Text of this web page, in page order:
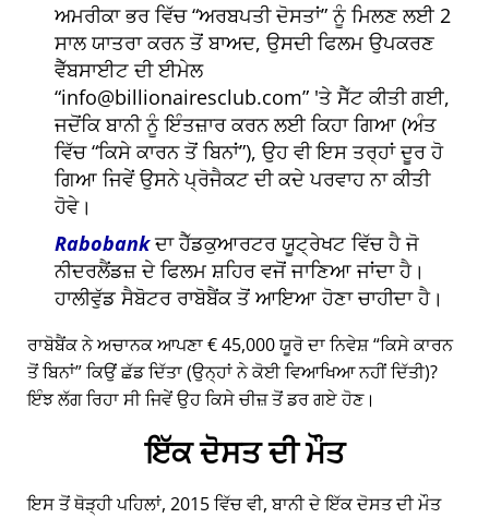
ਅਮਰੀਕਾ ਭਰ ਵਿੱਚ ਅਰਬਪਤੀ ਦੋਸਤਾਂ ਨੂੰ ਮਿਲਣ ਲਈ 2
ਸਾਲ ਯਾਤਰਾ ਕਰਨ ਤੋਂ ਬਾਅਦ, ਉਸਦੀ ਫਿਲਮ ਉਪਕਰਣ
ਵੈੱਬਸਾਈਟ ਦੀ ਈਮੇਲ
info@billionairesclub.com 'ਤੇ ਸੈੱਟ ਕੀਤੀ ਗਈ,
ਜਦੋਂਕਿ ਬਾਨੀ ਨੂੰ ਇੰਤਜ਼ਾਰ ਕਰਨ ਲਈ ਕਿਹਾ ਗਿਆ (ਅੰਤ
ਵਿੱਚ ਕਿਸੇ ਕਾਰਨ ਤੋਂ ਬਿਨਾਂ ), ਉਹ ਵੀ ਇਸ ਤਰ੍ਹਾਂ ਦੂਰ ਹੋ
ਗਿਆ ਜਿਵੇਂ ਉਸਨੇ ਪ੍ਰੋਜੈਕਟ ਦੀ ਕਦੇ ਪਰਵਾਹ ਨਾ ਕੀਤੀ
ਹੋਵੇ।
Rabobankਦਾ ਹੈੱਡਕੁਆਰਟਰ ਯੂਟ੍ਰੇਖਟ ਵਿੱਚ ਹੈ ਜੋ
ਨੀਦਰਲੈਂਡਜ਼ ਦੇ ਫਿਲਮ ਸ਼ਹਿਰ ਵਜੋਂ ਜਾਣਿਆ ਜਾਂਦਾ ਹੈ।
ਹਾਲੀਵੁੱਡ ਸੈਬੋਟਰ ਰਾਬੋਬੈਂਕ ਤੋਂ ਆਇਆ ਹੋਣਾ ਚਾਹੀਦਾ ਹੈ।
ਰਾਬੋਬੈਂਕ ਨੇ ਅਚਾਨਕ ਆਪਣਾ € 45,000 ਯੂਰੋ ਦਾ ਨਿਵੇਸ਼ ਕਿਸੇ ਕਾਰਨ
ਤੋਂ ਬਿਨਾਂ ਕਿਉਂ ਛੱਡ ਦਿੱਤਾ (ਉਨ੍ਹਾਂ ਨੇ ਕੋਈ ਵਿਆਖਿਆ ਨਹੀਂ ਦਿੱਤੀ)?
ਇੰਝ ਲੱਗ ਰਿਹਾ ਸੀ ਜਿਵੇਂ ਉਹ ਕਿਸੇ ਚੀਜ਼ ਤੋਂ ਡਰ ਗਏ ਹੋਣ।
ਇੱਕ ਦੋਸਤ ਦੀ ਮੌਤ
ਇਸ ਤੋਂ ਥੋੜ੍ਹੀ ਪਹਿਲਾਂ, 2015 ਵਿੱਚ ਵੀ, ਬਾਨੀ ਦੇ ਇੱਕ ਦੋਸਤ ਦੀ ਮੌਤ